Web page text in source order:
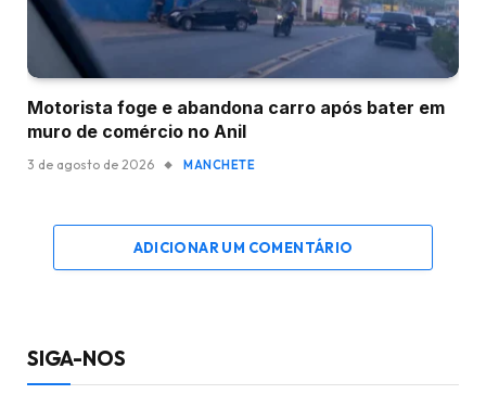
Motorista foge e abandona carro após bater em
muro de comércio no Anil
3 de agosto de 2026 MANCHETE
ADICIONAR UM COMENTÁRIO
SIGA-NOS